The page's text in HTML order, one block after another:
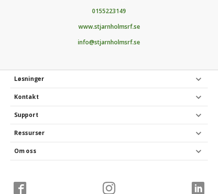
0155223149
www.stjarnholmsrf.se
info@stjarnholmsrf.se
Løsninger
Kontakt
Support
Ressurser
Om oss